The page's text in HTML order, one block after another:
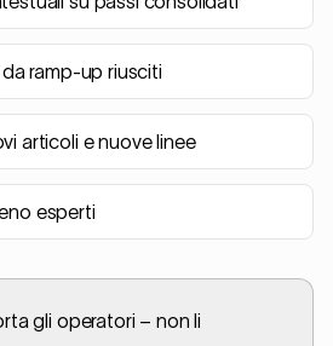
ramp-up riusciti
articoli e nuove linee
esperti
gli operatori – non li